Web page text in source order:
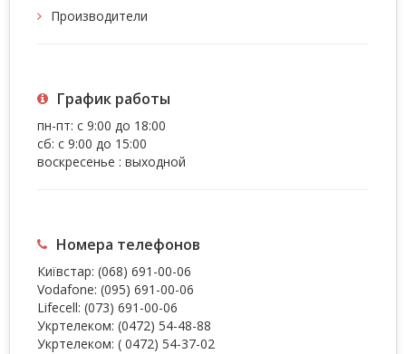
Производители
График работы
пн-пт: с 9:00 до 18:00
сб: с 9:00 до 15:00
воскресенье : выходной
Номера телефонов
Київстар: (068) 691-00-06
Vodafone: (095) 691-00-06
Lifecell: (073) 691-00-06
Укртелеком: (0472) 54-48-88
Укртелеком: ( 0472) 54-37-02